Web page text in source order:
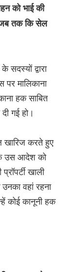
को भाई की
जब तक कि सेल
सदस्यों द्वारा
पर मालिकाना
हक साबित
गई हो।
खारिज करते हुए
के उस आदेश को
खाली
उनका वहां रहना
कोई कानूनी हक